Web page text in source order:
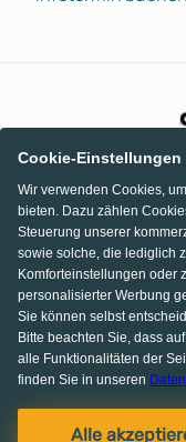
Cookie-Einstellungen
Wir verwenden Cookies,
bieten. Dazu zählen
Steuerung unserer
sowie solche, die lediglich
Komforteinstellungen oder
personalisierter Werbung
Sie können selbst
Bitte beachten Sie, dass
alle Funktionalitäten der
finden Sie in unseren
Alle